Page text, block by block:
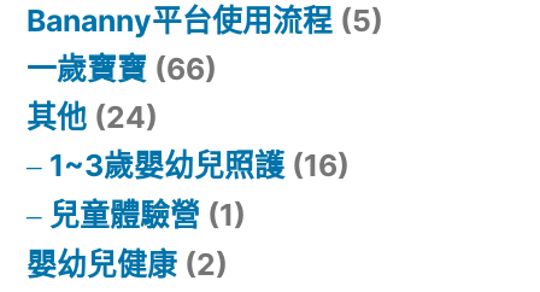
Bananny平台使用流程 (5)
一歲寶寶 (66)
其他 (24)
1~3歲嬰幼兒照護 (16)
兒童體驗營 (1)
嬰幼兒健康 (2)